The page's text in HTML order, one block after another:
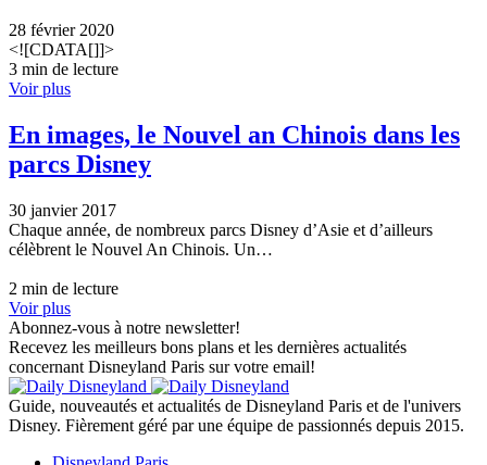
28 février 2020
<![CDATA[]]>
3 min de lecture
Voir plus
En images, le Nouvel an Chinois dans les
parcs Disney
30 janvier 2017
Chaque année, de nombreux parcs Disney d’Asie et d’ailleurs
célèbrent le Nouvel An Chinois. Un…
2 min de lecture
Voir plus
Abonnez-vous à notre newsletter!
Recevez les meilleurs bons plans et les dernières actualités
concernant Disneyland Paris sur votre email!
Guide, nouveautés et actualités de Disneyland Paris et de l'univers
Disney. Fièrement géré par une équipe de passionnés depuis 2015.